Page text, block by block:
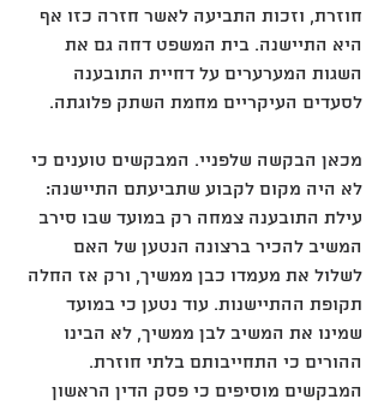
חוזרת, וזכות התביעה לאשר חזרה כזו אף
היא התיישנה. בית המשפט דחה גם את
השגות המערערים על דחיית התובענה
לסעדים העיקריים מחמת השתק פלוגתה.
מכאן הבקשה שלפניי. המבקשים טוענים כי
לא היה מקום לקבוע שתביעתם התיישנה:
עילת התובענה צמחה רק במועד שבו סירב
המשיב להכיר ברצונה הנטען של האם
לשלול את מעמדו כבן ממשיך, ורק אז החלה
תקופת ההתיישנות. עוד נטען כי במועד
שמינו את המשיב לבן ממשיך, לא הבינו
ההורים כי התחייבותם בלתי חוזרת.
המבקשים מוסיפים כי פסק הדין הראשון